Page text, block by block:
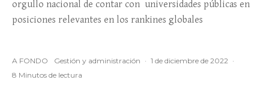
orgullo nacional de contar con universidades públicas en
posiciones relevantes en los rankines globales
A FONDO Gestión y administración · 1 de diciembre de 2022 ·
8 Minutos de lectura